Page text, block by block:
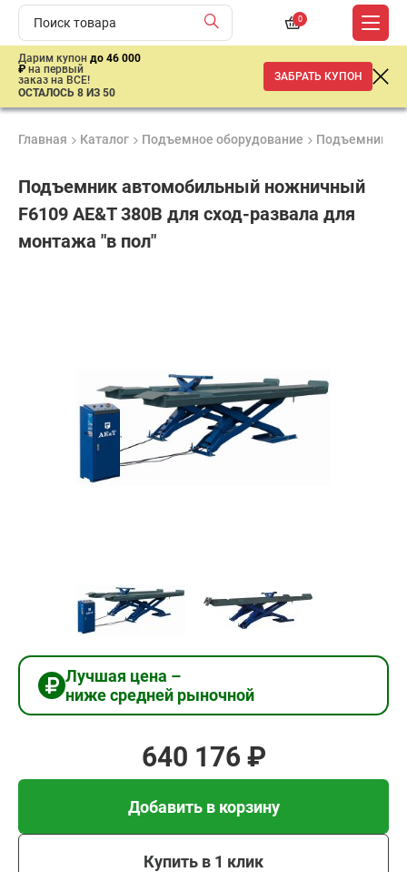
0
Дарим купон до 46 000
₽ на первый
заказ на ВСЕ!
ОСТАЛОСЬ 8 ИЗ 50
ЗАБРАТЬ КУПОН
Главная Каталог Подъемное оборудование Подъемники
Подъемник автомобильный ножничный
F6109 AE&T 380В для сход-развала для
монтажа "в пол"
Лучшая цена –
ниже средней рыночной
640 176 ₽
Добавить в корзину
Купить в 1 клик
средней
рыночной
Добавить в корзину
Купить в 1 клик
В кредит от 21 339 руб/